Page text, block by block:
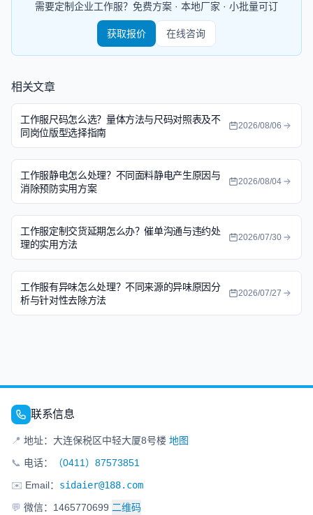
需要定制企业工作服？免费方案 · 本地厂家 · 小批量可订
获取报价 在线咨询
相关文章
工作服尺码怎么选？量体方法与尺码对照表及不
同岗位版型选择指南
2026/08/06
工作服静电怎么处理？不同面料静电产生原因与
消除预防实用方案
2026/08/04
工作服定制交货延期怎么办？催单沟通与违约处
理的实用方法
2026/07/30
工作服有异味怎么处理？不同来源的异味原因分
析与针对性去除方法
2026/07/27
联系信息
📍 地址：大连保税区中轻大厦8号楼 地图
📞 电话：
（0411）87573851
✉️ Email： sidaier@188.com
💬 微信：1465770699 二维码